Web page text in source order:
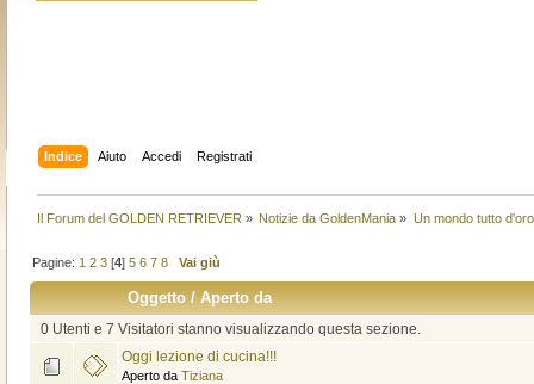
Indice Aiuto Accedi Registrati
Il Forum del GOLDEN RETRIEVER » Notizie da GoldenMania » Un mondo tutto
Pagine: 1 2 3 [4]5 6 7 8 Vai giù
Oggetto/Aperto da
0 Utenti e 7 Visitatori stanno visualizzando questa sezione.
Oggi lezione di cucina!!!
Aperto da Tiziana